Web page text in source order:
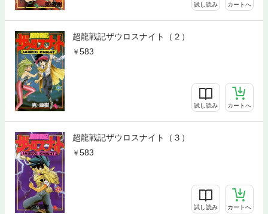
試し読み カートへ
超龍戦記ザウロスナイト（２）
583
試し読み カートへ
超龍戦記ザウロスナイト（３）
583
試し読み カートへ